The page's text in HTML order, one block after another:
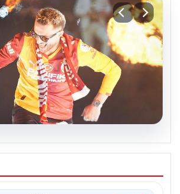
Yılmaz transferinde sürpriz!
2 kulübe pay